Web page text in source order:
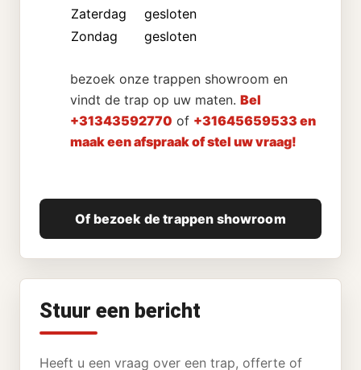
Zaterdag
gesloten
Zondag
gesloten
bezoek onze trappen showroom en
vindt de trap op uw maten. Bel
+31343592770 of +31645659533 en
maak een afspraak of stel uw vraag!
Of bezoek de trappen showroom
Stuur een bericht
Heeft u een vraag over een trap, offerte of